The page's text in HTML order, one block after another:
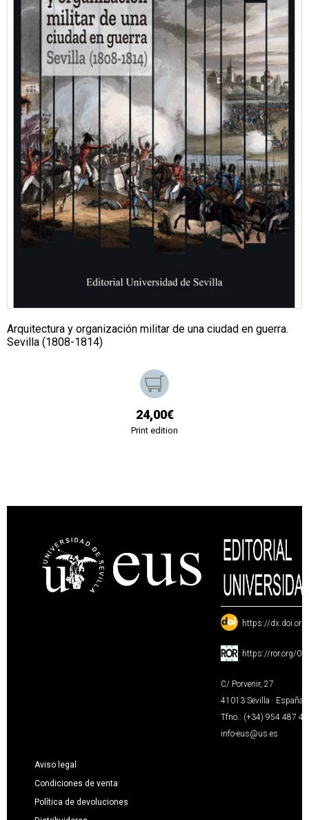
Arquitectura y organización militar de una ciudad en guerra.
Sevilla (1808-1814)
24,00€
Print edition
: https://
: https://ror.org/
C/ Porvenir, 27
41013 Sevilla · España
Tfno.: (+34) 954 487
info-eus@us.es
Aviso legal
Condiciones de venta
Política de devoluciones